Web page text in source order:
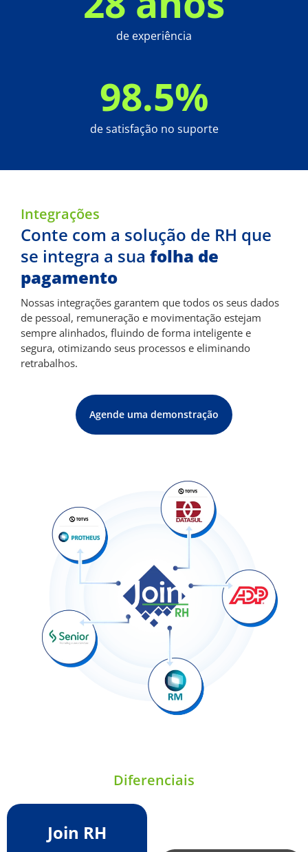
de experiência
de satisfação no suporte
98.5%
Integrações
Conte com a solução de RH que
se integra a sua folha de
pagamento
Nossas integrações garantem que todos os seus dados
de pessoal, remuneração e movimentação estejam
sempre alinhados, fluindo de forma inteligente e
segura, otimizando seus processos e eliminando
retrabalhos.
Agende uma demonstração
Diferenciais
Join RH